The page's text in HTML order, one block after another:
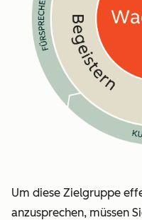
Um diese Zielgruppe
anzusprechen, müssen